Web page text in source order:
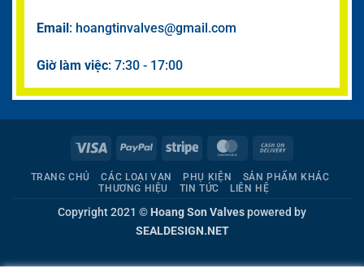
Email : hoangtinvalves@gmail.com
Giờ làm việc: 7:30 - 17:00
Visa PayPal Stripe MasterCard
Delivery
TRANG CHỦ CÁC LOẠI VAN PHỤ KIỆN
SẢN PHẨM KHÁC
THƯƠNG HIỆU
TIN TỨC LIÊN HỆ
Copyright 2021 © Hoang Son Valvespowered by
SEALDESIGN.NET